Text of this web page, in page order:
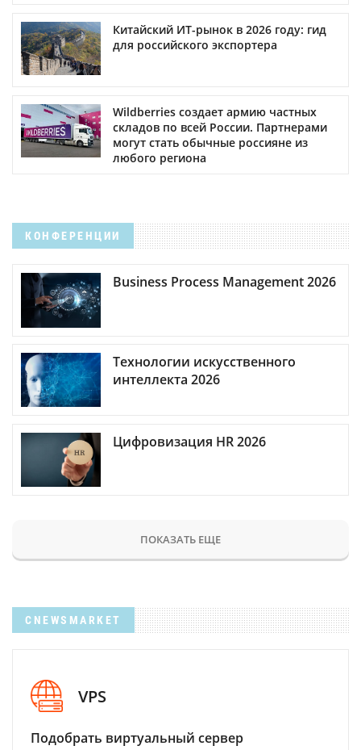
Китайский ИТ-рынок в 2026 году: гид
для российского экспортера
Wildberries создает армию частных
складов по всей России. Партнерами
могут стать обычные россияне из
любого региона
КОНФЕРЕНЦИИ
Business Process Management 2026
Технологии искусственного
интеллекта 2026
Цифровизация HR 2026
ПОКАЗАТЬ ЕЩЕ
CNEWSMARKET
VPS
Подобрать виртуальный сервер